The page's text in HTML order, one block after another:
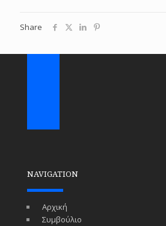
Share
NAVIGATION
Αρχική
Συμβούλιο